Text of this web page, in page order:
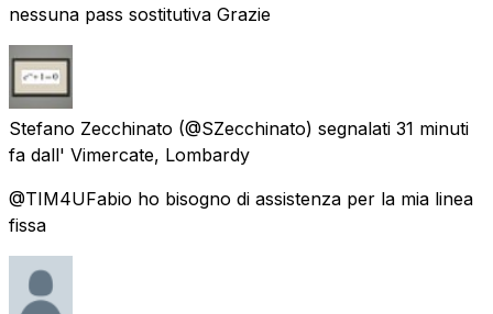
nessuna pass sostitutiva Grazie
Stefano Zecchinato (@SZecchinato) segnalati 31 minuti
fa dall' Vimercate, Lombardy
@TIM4UFabio ho bisogno di assistenza per la mia linea
fissa